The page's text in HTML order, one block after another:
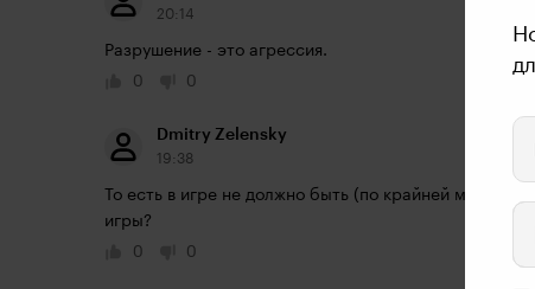
20:14
Разрушение - это агрессия.
0
0
Dmitry Zelensky
19:38
То есть в игре не должно быть (по крайней мере,
игры?
0
0